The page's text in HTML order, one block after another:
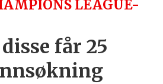
LEAGUE-
får 25